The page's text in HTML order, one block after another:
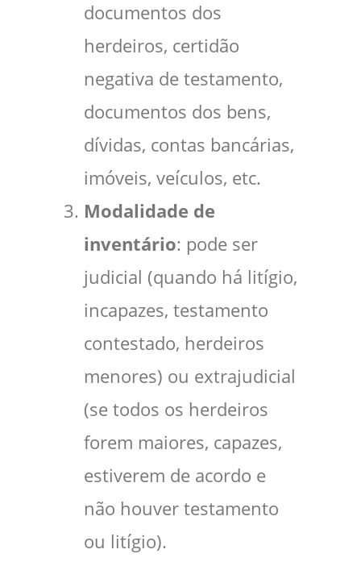
documentos dos
herdeiros, certidão
negativa de testamento,
documentos dos bens,
dívidas, contas bancárias,
imóveis, veículos, etc.
Modalidade de
inventário: pode ser
judicial (quando há litígio,
incapazes, testamento
contestado, herdeiros
menores) ou extrajudicial
(se todos os herdeiros
forem maiores, capazes,
estiverem de acordo e
não houver testamento
ou litígio).